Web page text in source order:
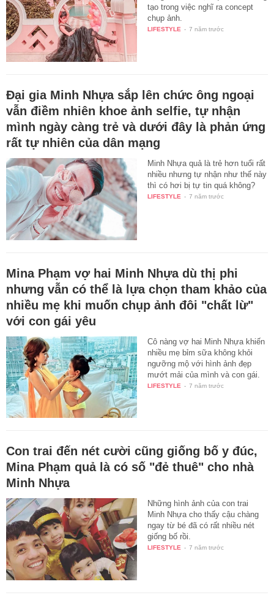
tạo trong việc nghĩ ra concept
chụp ảnh.
LIFESTYLE - 7 năm trước
Đại gia Minh Nhựa sắp lên chức ông ngoại
vẫn điềm nhiên khoe ảnh selfie, tự nhận
mình ngày càng trẻ và dưới đây là phản ứng
rất tự nhiên của dân mạng
Minh Nhựa quả là trẻ hơn tuổi rất
nhiều nhưng tự nhận như thế này
thì có hơi bị tự tin quá không?
LIFESTYLE - 7 năm trước
Mina Phạm vợ hai Minh Nhựa dù thị phi
nhưng vẫn có thể là lựa chọn tham khảo của
nhiều mẹ khi muốn chụp ảnh đôi "chất lừ"
với con gái yêu
Cô nàng vợ hai Minh Nhựa khiến
nhiều mẹ bỉm sữa không khỏi
ngưỡng mộ với hình ảnh đẹp
mướt mải của mình và con gái.
LIFESTYLE - 7 năm trước
Con trai đến nét cười cũng giống bố y đúc,
Mina Phạm quả là có số "đẻ thuê" cho nhà
Minh Nhựa
Những hình ảnh của con trai
Minh Nhựa cho thấy cậu chàng
ngay từ bé đã có rất nhiều nét
giống bố rồi.
LIFESTYLE - 7 năm trước